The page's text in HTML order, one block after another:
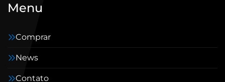
Menu
Comprar
News
Contato